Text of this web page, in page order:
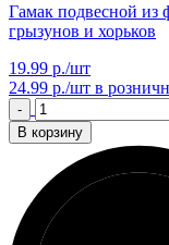
Гамак подвесной из
грызунов и хорьков
19.99 р./шт
24.99 р./шт в
-
В корзину